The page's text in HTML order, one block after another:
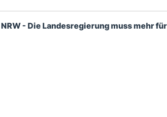
- Die Landesregierung muss mehr